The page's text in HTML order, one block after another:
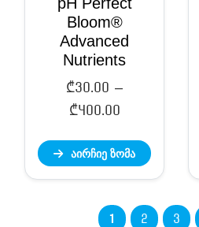
Bloom®
Advanced
Nutrients
₾30.00 –
₾400.00Price
₾30.00
through
აირჩიე ზომა
1 2 3